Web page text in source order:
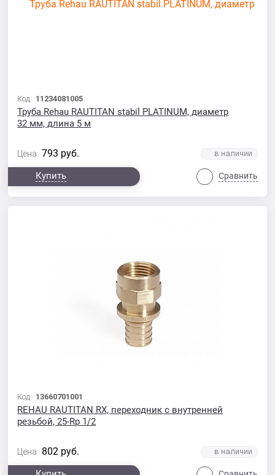
Код: 11234081005
Труба Rehau RAUTITAN stabil PLATINUM, диаметр
32 мм, длина 5 м
Цена: 793 руб.
Купить Сравнить
Код: 13660701001
REHAU RAUTITAN RX, переходник с внутренней
резьбой, 25-Rp 1/2
Цена: 802 руб.